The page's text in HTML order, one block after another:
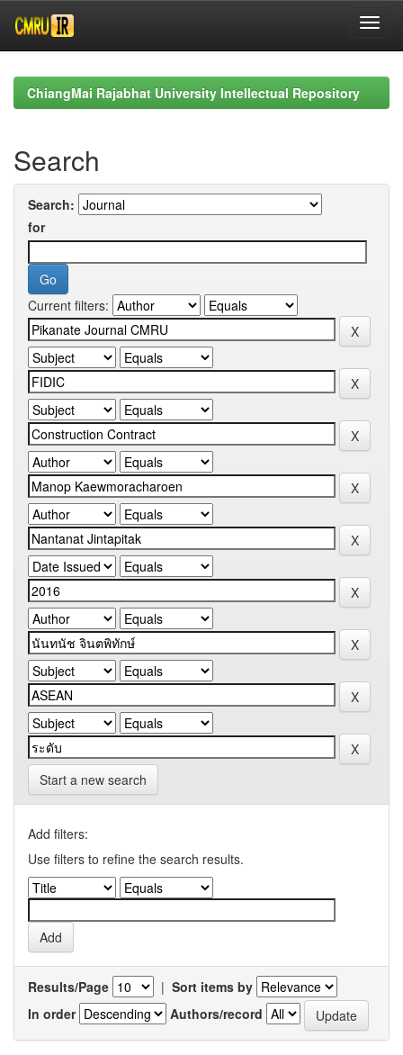
navigationChiangMai Rajabhat University Intellectual Repository
Search
Search:
for
Current filters:
Start a new search
Add filters:
Use filters to refine the search results.
Results/Page | Sort items by
In order
Authors/record